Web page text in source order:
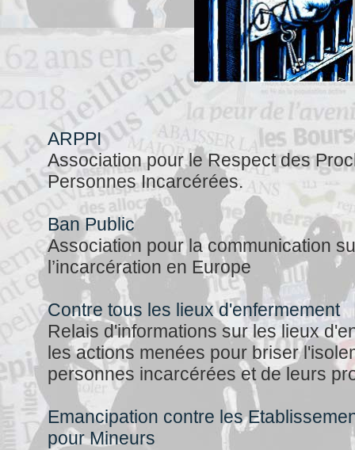
ARPPI
Association pour le Respect des
Personnes Incarcérées.
Ban Public
Association pour la communication
l’incarcération en Europe
Contre tous les lieux d'enfermement
Relais d'informations sur les lieux
les actions menées pour briser
personnes incarcérées et de leurs
Emancipation contre les
pour Mineurs